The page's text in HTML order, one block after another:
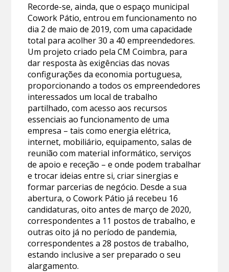
Recorde-se, ainda, que o espaço municipal
Cowork Pátio, entrou em funcionamento no
dia 2 de maio de 2019, com uma capacidade
total para acolher 30 a 40 empreendedores.
Um projeto criado pela CM Coimbra, para
dar resposta às exigências das novas
configurações da economia portuguesa,
proporcionando a todos os empreendedores
interessados um local de trabalho
partilhado, com acesso aos recursos
essenciais ao funcionamento de uma
empresa – tais como energia elétrica,
internet, mobiliário, equipamento, salas de
reunião com material informático, serviços
de apoio e receção – e onde podem trabalhar
e trocar ideias entre si, criar sinergias e
formar parcerias de negócio. Desde a sua
abertura, o Cowork Pátio já recebeu 16
candidaturas, oito antes de março de 2020,
correspondentes a 11 postos de trabalho, e
outras oito já no período de pandemia,
correspondentes a 28 postos de trabalho,
estando inclusive a ser preparado o seu
alargamento.